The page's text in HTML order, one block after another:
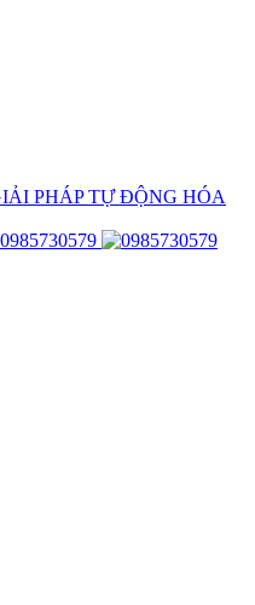
PHÁP TỰ ĐỘNG HÓA
0985730579